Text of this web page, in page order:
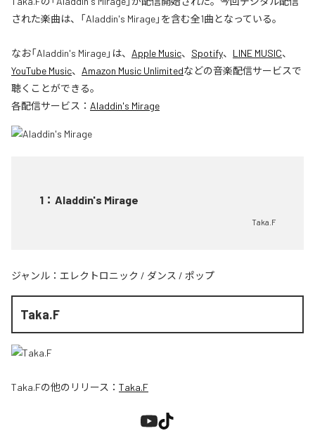
された楽曲は、「Aladdin's Mirage」を含む全1曲となっている。
なお「Aladdin's Mirage」は、 Apple Music、 Spotify、 LINE MUSIC、
YouTube Music、 Amazon Music Unlimitedなどの音楽配信サービスで
聴くことができる。
各配信サービス： Aladdin's Mirage
1 ： Aladdin's Mirage
Taka.F
ジャンル： エレクトロニック / ダンス / ポップ
Taka.F
Taka.Fの他のリリース： Taka.F